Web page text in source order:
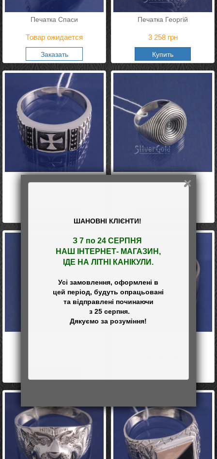
ШАНОВНІ КЛІЄНТИ!
З 7 по 24 СЕРПНЯ
НАШ
ІНТЕРНЕТ- МАГАЗИН ,
ІДЕ НА ЛІТНІ КАНІКУЛИ.
Усі замовлення, оформлені в
цей період, будуть опрацьовані
та відправлені починаючи
Печатка Спаси
Товар ожидается
Заказать
Печатка Георгій
3 258грн
Купить